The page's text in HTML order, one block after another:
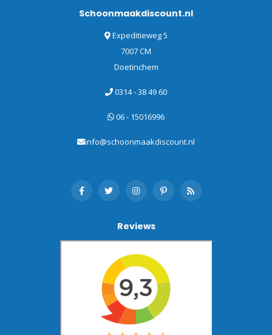
Schoonmaakdiscount.nl
Expeditieweg 5
7007 CM
Doetinchem
0314 - 38 49 60
06 - 15016996
info@schoonmaakdiscount.nl
Reviews